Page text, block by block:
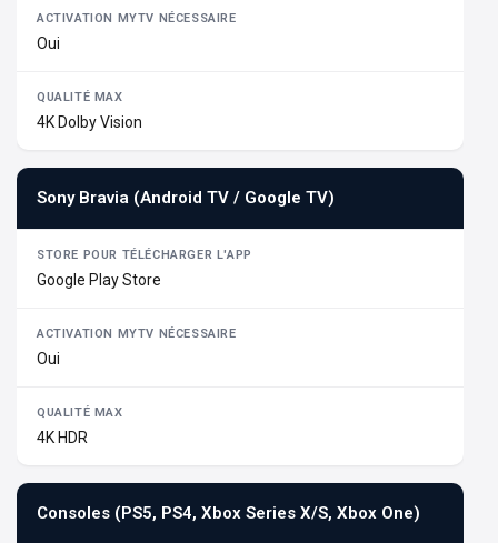
Oui
4K Dolby Vision
Sony Bravia (Android TV / Google TV)
Google Play Store
Oui
4K HDR
Consoles (PS5, PS4, Xbox Series X/S, Xbox One)